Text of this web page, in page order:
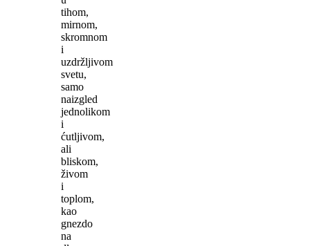
tihom,
mirnom,
skromnom
i
uzdržljivom
svetu,
samo
naizgled
jednolikom
i
ćutljivom,
ali
bliskom,
živom
i
toplom,
kao
gnezdo
na